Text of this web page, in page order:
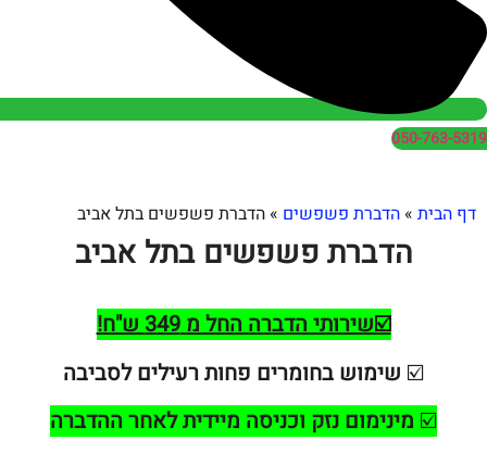
»הדברת פשפשים »הדברת פשפשים בתל אביב
הדברת פשפשים בתל אביב
☑️שירותי הדברה החל מ 349 ש"ח!
שימוש בחומרים פחות רעילים לסביבה
נזק וכניסה מיידית לאחר ההדברה